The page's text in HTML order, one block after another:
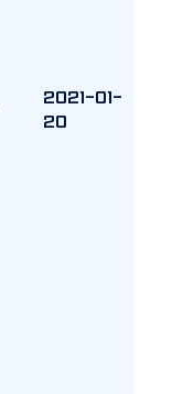
2021-01-
20